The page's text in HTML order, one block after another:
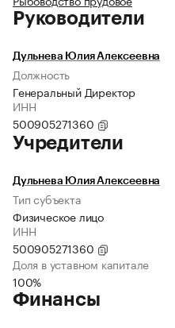
Руководители
Дульнева Юлия Алексеевна
Должность
Генеральный Директор
ИНН
500905271360
Учредители
Дульнева Юлия Алексеевна
Тип субъекта
Физическое лицо
ИНН
500905271360
Доля в уставном капитале
100%
Финансы